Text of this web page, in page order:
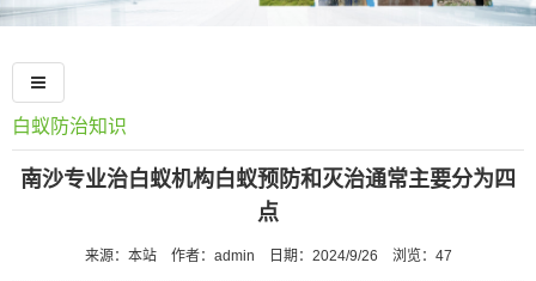
白蚁防治知识
南沙专业治白蚁机构白蚁预防和灭治通常主要分为四
点
来源：本站 作者：admin 日期：2024/9/26 浏览： 47